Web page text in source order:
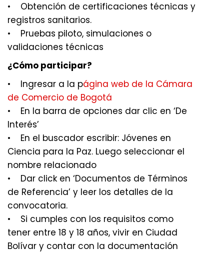
• Obtención de certificaciones técnicas y
registros sanitarios.
• Pruebas piloto, simulaciones o
validaciones técnicas
¿Cómo participar?
• Ingresar a la página web de la Cámara
de Comercio de Bogotá
• En la barra de opciones dar clic en ‘De
Interés’
• En el buscador escribir: Jóvenes en
Ciencia para la Paz. Luego seleccionar el
nombre relacionado
• Dar click en ‘Documentos de Términos
de Referencia’ y leer los detalles de la
convocatoria.
• Si cumples con los requisitos como
tener entre 18 y 18 años, vivir en Ciudad
Bolívar y contar con la documentación